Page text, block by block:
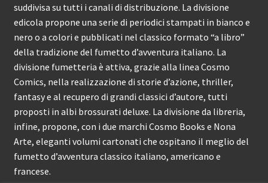
suddivisa su tutti i canali di distribuzione. La divisione
edicola propone una serie di periodici stampati in bianco e
nero o a colori e pubblicati nel classico formato “a libro”
della tradizione del fumetto d’avventura italiano. La
divisione fumetteria è attiva, grazie alla linea Cosmo
Comics, nella realizzazione di storie d’azione, thriller,
fantasy e al recupero di grandi classici d’autore, tutti
proposti in albi brossurati deluxe. La divisione da libreria,
infine, propone, con i due marchi Cosmo Books e Nona
Arte, eleganti volumi cartonati che ospitano il meglio del
fumetto d’avventura classico italiano, americano e
francese.